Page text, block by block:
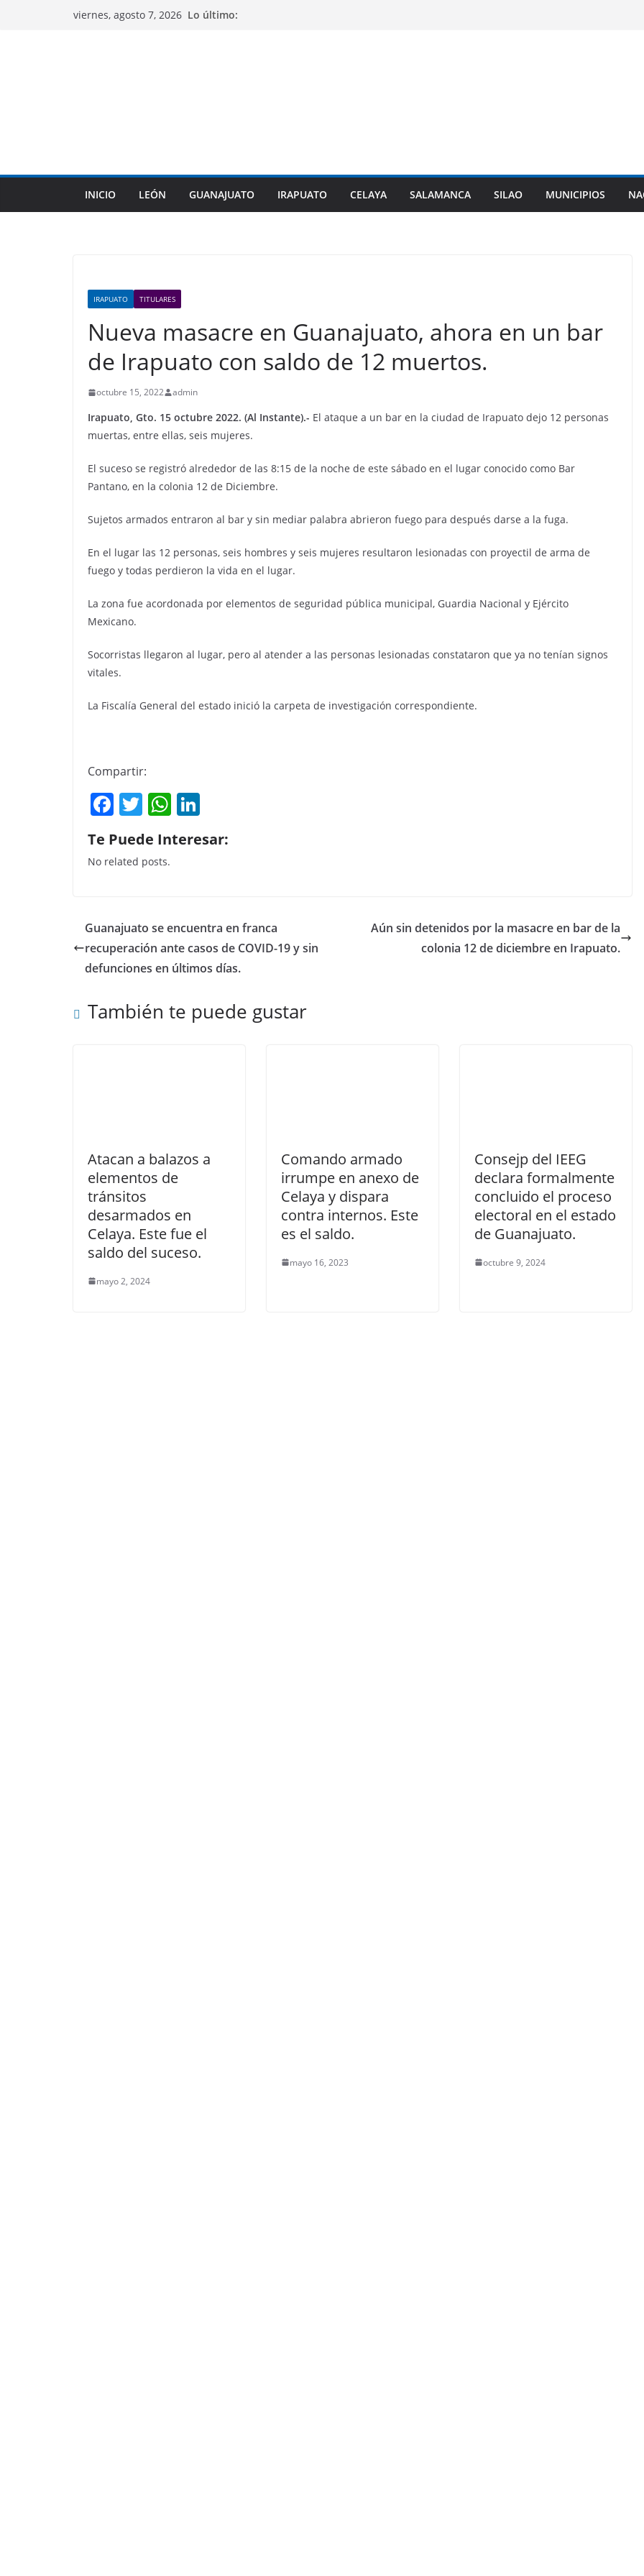
viernes, agosto 7, 2026 Lo último:
INICIO LEÓN GUANAJUATO IRAPUATO CELAYA SALAMANCA SILAO MUNICIPIOS
IRAPUATO TITULARES
Nueva masacre en Guanajuato, ahora en un bar
de Irapuato con saldo de 12 muertos.
octubre 15, 2022 admin
Irapuato, Gto. 15 octubre 2022. (Al Instante).- El ataque a un bar en la ciudad de Irapuato dejo 12 personas
muertas, entre ellas, seis mujeres.
El suceso se registró alrededor de las 8:15 de la noche de este sábado en el lugar conocido como Bar
Pantano, en la colonia 12 de Diciembre.
Sujetos armados entraron al bar y sin mediar palabra abrieron fuego para después darse a la fuga.
En el lugar las 12 personas, seis hombres y seis mujeres resultaron lesionadas con proyectil de arma de
fuego y todas perdieron la vida en el lugar.
La zona fue acordonada por elementos de seguridad pública municipal, Guardia Nacional y Ejército
Mexicano.
Socorristas llegaron al lugar, pero al atender a las personas lesionadas constataron que ya no tenían signos
vitales.
La Fiscalía General del estado inició la carpeta de investigación correspondiente.
Compartir:
F
a
c
e
o
o
k
T
w
itt
er
W
h
at
p
p
k
n
Te Puede Interesar:
No related posts.
Guanajuato se encuentra en franca
recuperación ante casos de COVID-19 y sin
defunciones en últimos días.
Aún sin detenidos por la masacre en bar de la
colonia 12 de diciembre en Irapuato.
También te puede gustar
Atacan a balazos a
elementos de
tránsitos
desarmados en
Celaya. Este fue el
saldo del suceso.
mayo 2, 2024
Comando armado
irrumpe en anexo de
Celaya y dispara
contra internos. Este
es el saldo.
mayo 16, 2023
Consejp del IEEG
declara formalmente
concluido el proceso
electoral en el estado
de Guanajuato.
octubre 9, 2024